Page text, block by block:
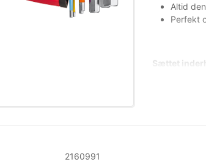
Altid
Perfekt
Sættet
1 stk.
2160991